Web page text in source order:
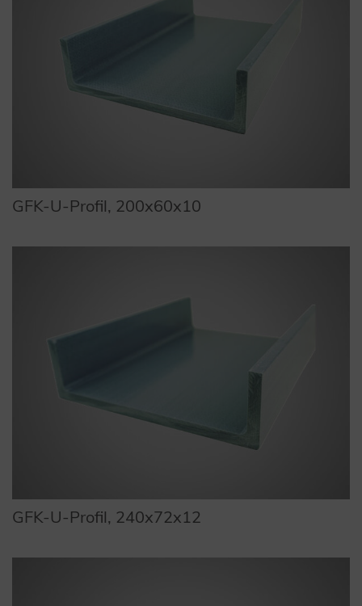
GFK-U-Profil, 200x60x10
GFK-U-Profil, 240x72x12